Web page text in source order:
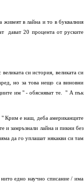
живеят в лайна и то в буквалния
дават 20 процента от руските
си история, великата си
но за това нещо са виновни
им " - обясняват те. " А пък
" Крим е наш, деба американците
и замръзнали лайна и пикни без
да го уплашат някакви си там
едно научно списание / има